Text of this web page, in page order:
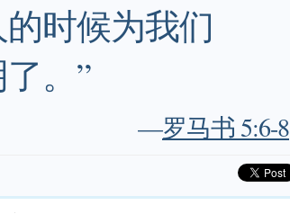
时候为我们
。”
—罗马书 5:6-8